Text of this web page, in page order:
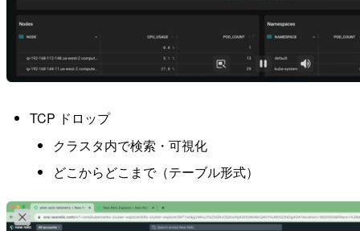
TCP ドロップ
クラスタ内で検索・可視化
どこからどこまで（テーブル形式）